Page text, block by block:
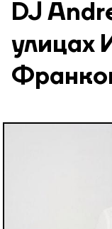
DJ
улицах